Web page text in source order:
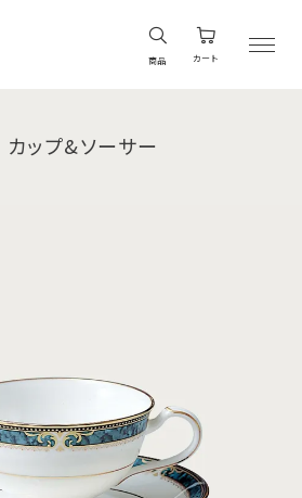
商品 カート
カップ&ソーサー